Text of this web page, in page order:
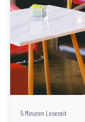
Land
5 Minuten Lesezeit